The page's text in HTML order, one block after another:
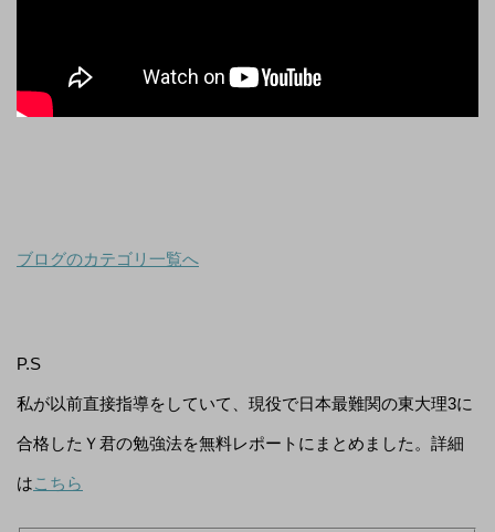
ブログのカテゴリ一覧へ
P.S
私が以前直接指導をしていて、現役で日本最難関の東大理3に
合格したＹ君の勉強法を無料レポートにまとめました。詳細
はこちら